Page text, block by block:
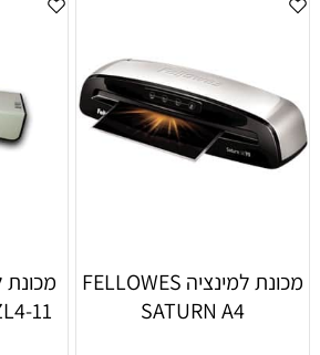
מכונת למינציה FELLOWES
SATURN A4